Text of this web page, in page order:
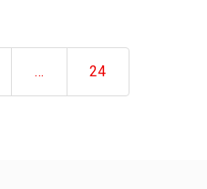
… 24